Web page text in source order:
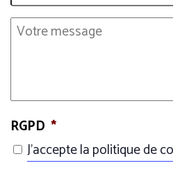
JJ
slash
Corps
d’article
RGPD *
J’accepte la politique de